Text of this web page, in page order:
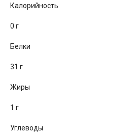
Калорийность
0 г
Белки
31 г
Жиры
1 г
Углеводы